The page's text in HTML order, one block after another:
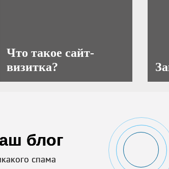
Что такое сайт-
визитка?
блог
спама